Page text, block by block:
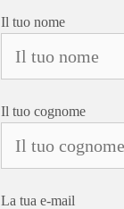
Il tuo nome
Il tuo cognome
La tua e-mail